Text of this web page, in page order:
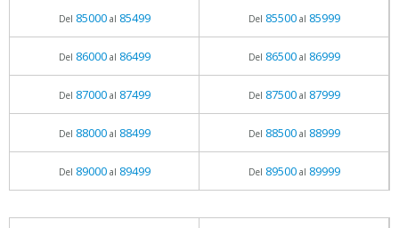
Del 85000al 85499 Del 85500al 85999
Del 86000al 86499 Del 86500al 86999
Del 87000al 87499 Del 87500al 87999
Del 88000al 88499 Del 88500al 88999
Del 89000al 89499 Del 89500al 89999